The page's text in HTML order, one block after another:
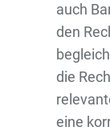
auch
den
die
eine